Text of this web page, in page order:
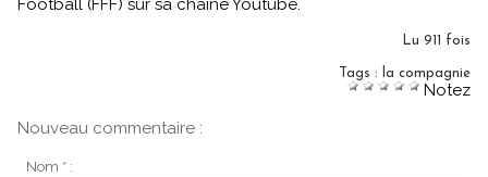
Football (FFF) sur sa chaîne Youtube.
Lu 911 fois
Tags : la compagnie
Notez
Nouveau commentaire :
Nom * :